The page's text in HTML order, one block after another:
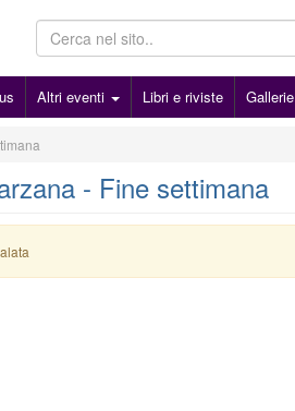
Altri eventi Libri e riviste Gallerie
- Fine settimana